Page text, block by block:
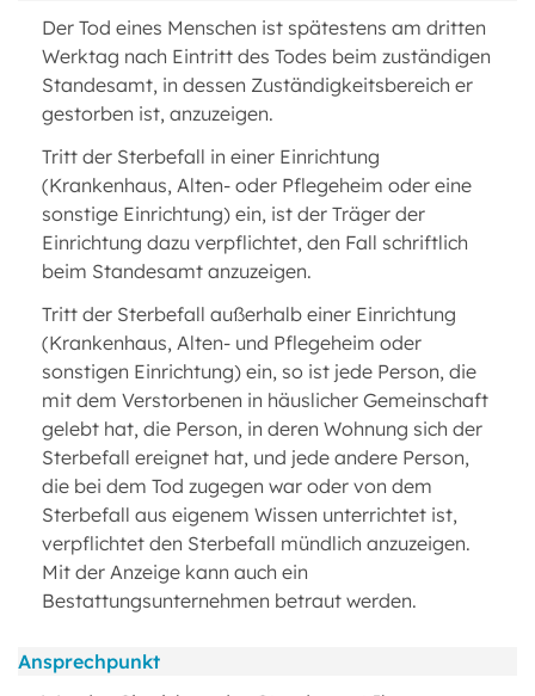
Der Tod eines Menschen ist spätestens am dritten
Werktag nach Eintritt des Todes beim zuständigen
Standesamt, in dessen Zuständigkeitsbereich er
gestorben ist, anzuzeigen.
Tritt der Sterbefall in einer Einrichtung
(Krankenhaus, Alten- oder Pflegeheim oder eine
sonstige Einrichtung) ein, ist der Träger der
Einrichtung dazu verpflichtet, den Fall schriftlich
beim Standesamt anzuzeigen.
Tritt der Sterbefall außerhalb einer Einrichtung
(Krankenhaus, Alten- und Pflegeheim oder
sonstigen Einrichtung) ein, so ist jede Person, die
mit dem Verstorbenen in häuslicher Gemeinschaft
gelebt hat, die Person, in deren Wohnung sich der
Sterbefall ereignet hat, und jede andere Person,
die bei dem Tod zugegen war oder von dem
Sterbefall aus eigenem Wissen unterrichtet ist,
verpflichtet den Sterbefall mündlich anzuzeigen.
Mit der Anzeige kann auch ein
Bestattungsunternehmen betraut werden.
Ansprechpunkt